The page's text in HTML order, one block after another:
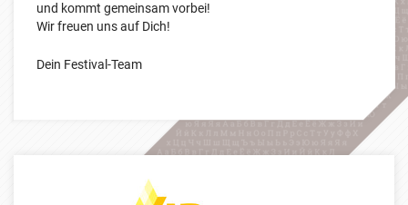
und kommt gemeinsam vorbei!
Wir freuen uns auf Dich!
Dein Festival-Team